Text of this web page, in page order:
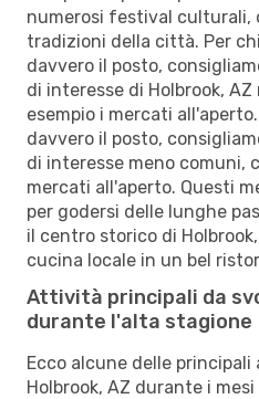
numerosi festival culturali,
tradizioni della città. Per
davvero il posto,
di interesse di Holbrook,
esempio i mercati
davvero il posto,
di interesse meno comuni,
mercati all'aperto. Questi
per godersi delle lunghe
il centro storico di
cucina locale in un bel
Attività principali da
durante l'alta stagione
Ecco alcune delle
Holbrook, AZ durante i